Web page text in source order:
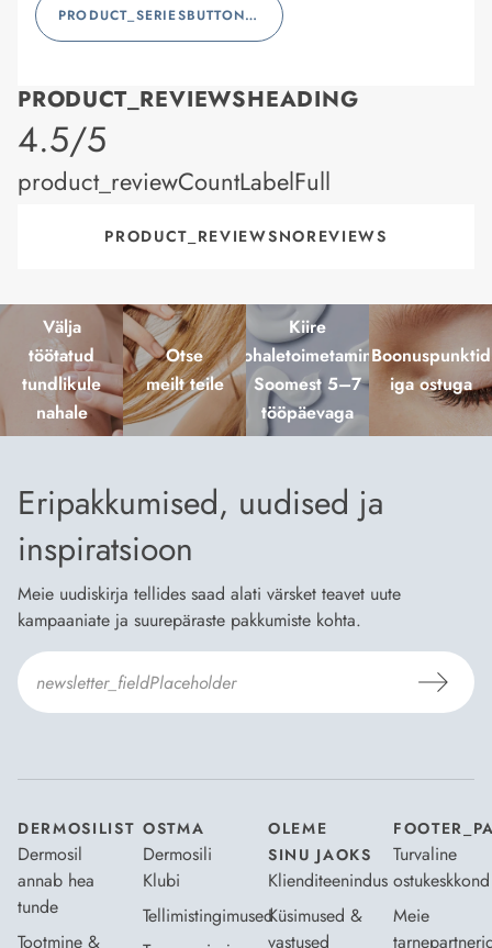
PRODUCT_SERIESBUTTONLABEL
PRODUCT_REVIEWSHEADING
product_rating
4.5/5
product_reviewCountLabelFull
PRODUCT_REVIEWSNOREVIEWS
Välja
töötatud
tundlikule
nahale
Otse
meilt teile
Kiire
kohaletoimetamine
Soomest 5–7
tööpäevaga
Boonuspunktid
iga ostuga
Eripakkumised, uudised ja
inspiratsioon
Meie uudiskirja tellides saad alati värsket teavet uute
kampaaniate ja suurepäraste pakkumiste kohta.
DERMOSILIST
Dermosil
annab hea
tunde
Tootmine &
OSTMA
Dermosili
Klubi
Tellimistingimused
OLEME
SINU JAOKS
Klienditeenindus
Küsimused &
vastused
Turvaline
ostukeskkond
Meie